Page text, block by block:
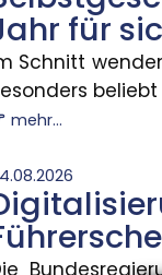
für
Schnitt
beliebt
mehr...